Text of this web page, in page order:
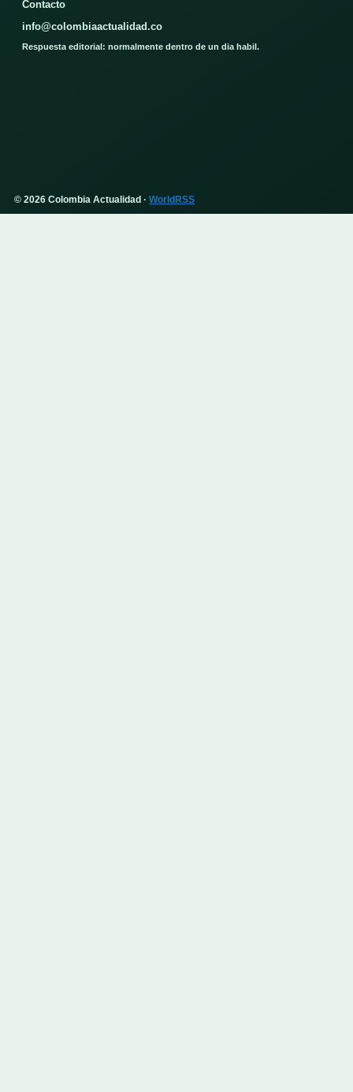
Contacto
info@colombiaactualidad.co
Respuesta editorial: normalmente dentro de un dia habil.
© 2026 Colombia Actualidad · WorldRSS